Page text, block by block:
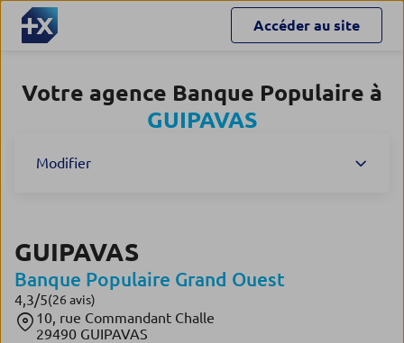
Accéder au site
Votre agence Banque Populaire à
GUIPAVAS
Modifier
GUIPAVAS
Banque Populaire Grand Ouest
4,3/5Note de 4.3 sur 5
(26 avis)
10, rue Commandant Challe
29490 GUIPAVAS